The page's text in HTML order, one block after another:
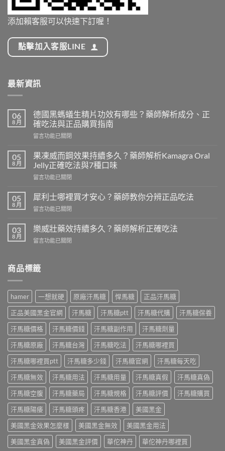
添加賴客服可以快速下訂喔！
點擊加入客服LINE
最新資訊
06
8 月
德國黑螞蟻生精片功效有哪些？藥師解析成分、正
確吃法與正品購買指南
在
國
黑
螞
蟻
精
功
有
哪
師
解
成
分、
正
確
吃
法
與
正
品
購
買
指
南〉
中
留言功能已關閉
05
8 月
果凍威而鋼效果持續多久？藥師解析Kamagra Oral
Jelly正確吃法與7種口味
在
凍
威
而
效
果
持
久？
析
Kamagra
Oral
Jelly
正
確
吃
法
7
種
口
味〉
中
留言功能已關閉
05
8 月
犀利士哪裡買才安心？藥師教你分辨正品吃法
在
利
士
哪
才
師
教
你
分
辨
正
品
吃
法〉
中
留言功能已關閉
03
8 月
樂威壯藥效持續多久？藥師解析正確吃法
在
壯
藥
持
多
久？
藥
師
解
析
正
確
吃
法〉
中
留言功能已關閉
商品標籤
hamer 一想就硬 原廠汗馬糖 悍馬糖
正品汗馬糖
正品美國黑金官網
汗馬糖 汗馬糖ptt 汗馬糖代購
汗馬糖保養
汗馬糖價格
汗馬糖價錢 汗馬糖副作用
汗馬糖劑量
汗馬糖原廠
汗馬糖台灣 汗馬糖吃法
汗馬糖哪裡買
汗馬糖哪裡買ptt
汗馬糖多少錢 汗馬糖官網
汗馬糖每天吃
汗馬糖無效
汗馬糖用法 汗馬糖用量 汗馬糖真假
汗馬糖真偽
汗馬糖空腹
汗馬糖藥局 汗馬糖規格 汗馬糖評價
汗馬糖購買
汗馬糖陽痿
汗馬糖頭疼 汗馬糖香港
美國黑金
美國黑金效果怎麼樣
美國黑金無效
美國黑金用法
美國黑金真偽
美國黑金評價 華佗神丹 華佗神丹哪裡買